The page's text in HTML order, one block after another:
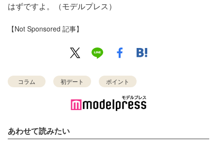
はずですよ。（モデルプレス）
【Not Sponsored 記事】
コラム 初デート ポイント
あわせて読みたい